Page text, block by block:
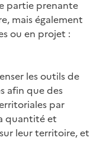
partie prenante
mais également
ou en projet :
les outils de
afin que des
par
quantité et
leur territoire, et